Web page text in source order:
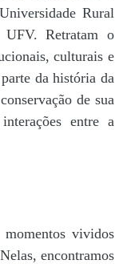
Rural
Retratam o
culturais e
da história da
de sua
entre a
vividos
encontramos